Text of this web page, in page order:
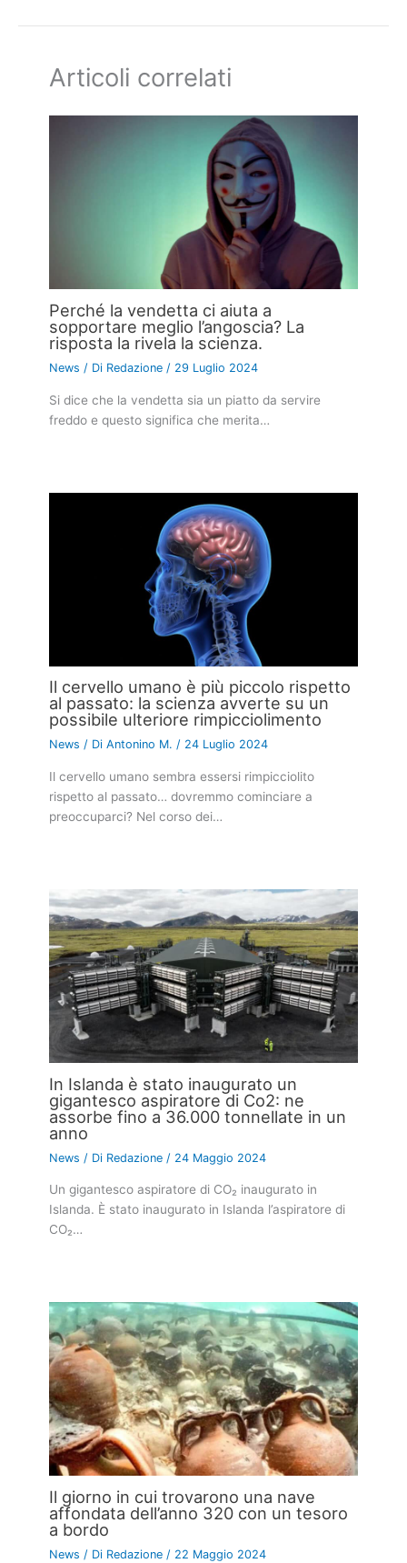
Articoli correlati
Perché la vendetta ci aiuta a
sopportare meglio l’angoscia? La
risposta la rivela la scienza.
News / Di Redazione / 29 Luglio 2024
Si dice che la vendetta sia un piatto da servire
freddo e questo significa che merita…
Il cervello umano è più piccolo rispetto
al passato: la scienza avverte su un
possibile ulteriore rimpicciolimento
News / DiAntonino M./ 24 Luglio 2024
Il cervello umano sembra essersi rimpicciolito
rispetto al passato… dovremmo cominciare a
preoccuparci? Nel corso dei…
In Islanda è stato inaugurato un
gigantesco aspiratore di Co2: ne
assorbe fino a 36.000 tonnellate in un
anno
News / Di Redazione / 24 Maggio 2024
Un gigantesco aspiratore di CO₂ inaugurato in
Islanda. È stato inaugurato in Islanda l’aspiratore di
CO₂…
Il giorno in cui trovarono una nave
affondata dell’anno 320 con un tesoro
a bordo
News / Di Redazione / 22 Maggio 2024